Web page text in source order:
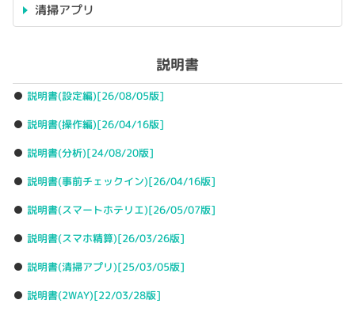
清掃アプリ
説明書
説明書(設定編)[26/08/05版]
説明書(操作編)[26/04/16版]
説明書(分析)[24/08/20版]
説明書(事前チェックイン)[26/04/16版]
説明書(スマートホテリエ)[26/05/07版]
説明書(スマホ精算)[26/03/26版]
説明書(清掃アプリ)[25/03/05版]
説明書(2WAY)[22/03/28版]